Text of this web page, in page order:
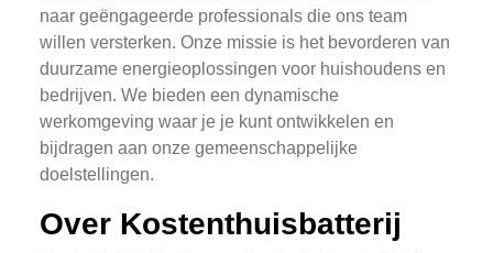
naar geëngageerde professionals die ons team
willen versterken. Onze missie is het bevorderen van
duurzame energieoplossingen voor huishoudens en
bedrijven. We bieden een dynamische
werkomgeving waar je je kunt ontwikkelen en
bijdragen aan onze gemeenschappelijke
doelstellingen.
Over Kostenthuisbatterij